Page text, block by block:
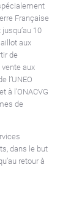
Française
10
aux
de
aux
l’UNEO
à l’ONACVG
de
dans le but
retour à